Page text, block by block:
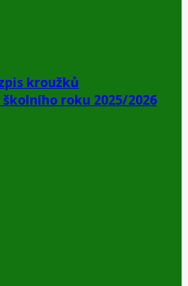
kroužků
roku 2025/2026